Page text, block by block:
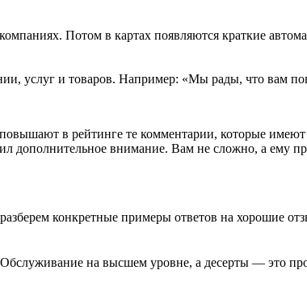
Потом в картах появляются краткие
услуг и товаров. Например: «Мы рады, что вам
в рейтинге те комментарии, которые
дополнительное внимание. Вам не сложно, а ему
конкретные примеры ответов на хорошие
на высшем уровне, а десерты — это